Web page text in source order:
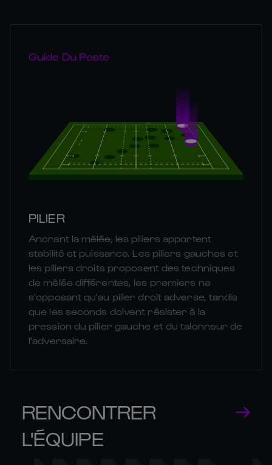
Guide Du Poste
PILIER
Ancrant la mêlée, les piliers apportent
stabilité et puissance. Les piliers gauches et
les piliers droits proposent des techniques
de mêlée différentes, les premiers ne
s'opposant qu'au pilier droit adverse, tandis
que les seconds doivent résister à la
pression du pilier gauche et du talonneur de
l'adversaire.
RENCONTRER
L'ÉQUIPE